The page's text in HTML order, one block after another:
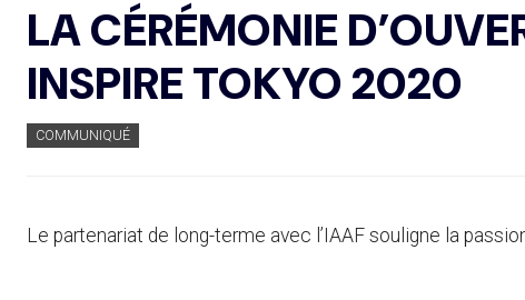
LA CÉRÉMONIE
INSPIRE TOKYO 2020
COMMUNIQUÉ
Le partenariat de long-terme avec l’IAAF souligne la